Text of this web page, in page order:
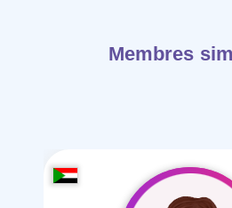
Membres